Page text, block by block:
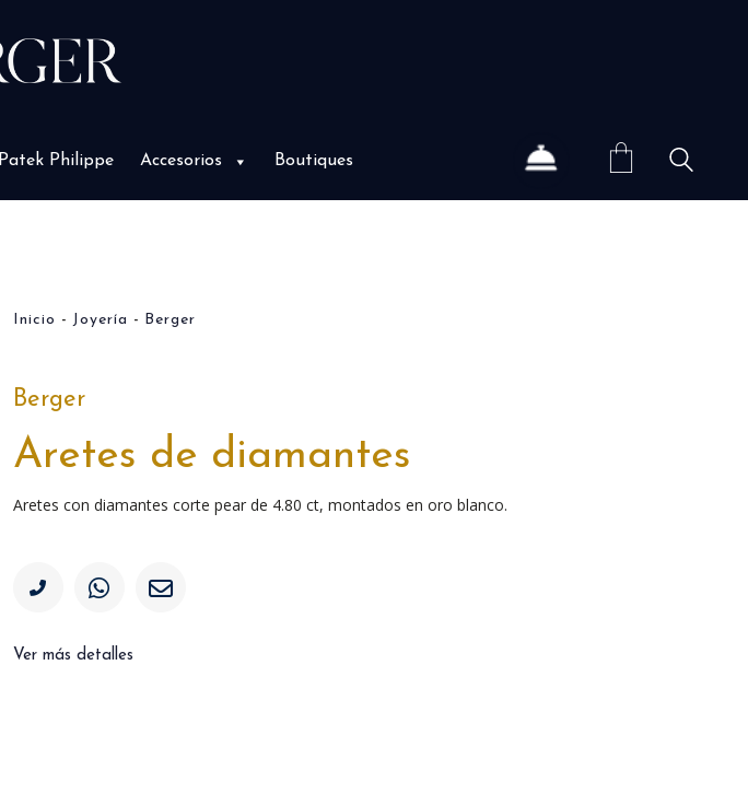
Patek Philippe Accesorios Boutiques
Inicio Joyería Berger
Berger
Aretes de diamantes
Aretes con diamantes corte pear de 4.80 ct, montados en oro blanco.
Ver más detalles